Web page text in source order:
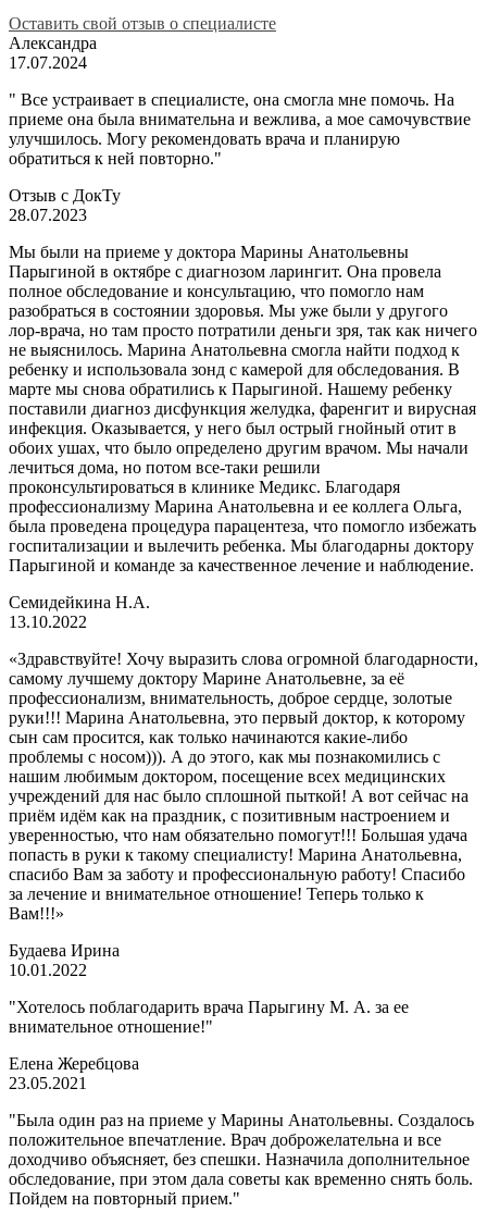
Оставить свой отзыв о специалисте
Александра
17.07.2024
" Все устраивает в специалисте, она смогла мне помочь. На
приеме она была внимательна и вежлива, а мое самочувствие
улучшилось. Могу рекомендовать врача и планирую
обратиться к ней повторно."
Отзыв с ДокТу
28.07.2023
Мы были на приеме у доктора Марины Анатольевны
Парыгиной в октябре с диагнозом ларингит. Она провела
полное обследование и консультацию, что помогло нам
разобраться в состоянии здоровья. Мы уже были у другого
лор-врача, но там просто потратили деньги зря, так как ничего
не выяснилось. Марина Анатольевна смогла найти подход к
ребенку и использовала зонд с камерой для обследования. В
марте мы снова обратились к Парыгиной. Нашему ребенку
поставили диагноз дисфункция желудка, фаренгит и вирусная
инфекция. Оказывается, у него был острый гнойный отит в
обоих ушах, что было определено другим врачом. Мы начали
лечиться дома, но потом все-таки решили
проконсультироваться в клинике Медикс. Благодаря
профессионализму Марина Анатольевна и ее коллега Ольга,
была проведена процедура парацентеза, что помогло избежать
госпитализации и вылечить ребенка. Мы благодарны доктору
Парыгиной и команде за качественное лечение и наблюдение.
Семидейкина Н.А.
13.10.2022
«Здравствуйте! Хочу выразить слова огромной благодарности,
самому лучшему доктору Марине Анатольевне, за её
профессионализм, внимательность, доброе сердце, золотые
руки!!! Марина Анатольевна, это первый доктор, к которому
сын сам просится, как только начинаются какие-либо
проблемы с носом))). А до этого, как мы познакомились с
нашим любимым доктором, посещение всех медицинских
учреждений для нас было сплошной пыткой! А вот сейчас на
приём идём как на праздник, с позитивным настроением и
уверенностью, что нам обязательно помогут!!! Большая удача
попасть в руки к такому специалисту! Марина Анатольевна,
спасибо Вам за заботу и профессиональную работу! Спасибо
за лечение и внимательное отношение! Теперь только к
Вам!!!»
Будаева Ирина
10.01.2022
"Хотелось поблагодарить врача Парыгину М. А. за ее
внимательное отношение!"
Елена Жеребцова
23.05.2021
"Была один раз на приеме у Марины Анатольевны. Создалось
положительное впечатление. Врач доброжелательна и все
доходчиво объясняет, без спешки. Назначила дополнительное
обследование, при этом дала советы как временно снять боль.
Пойдем на повторный прием."